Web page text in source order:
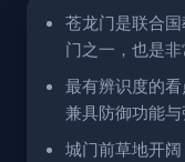
苍龙门是联合
门之一，也是
最有辨识度的
兼具防御功能与
城门前草地开